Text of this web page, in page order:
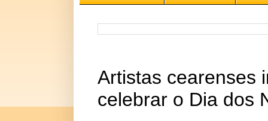
Artistas cearenses
celebrar o Dia dos